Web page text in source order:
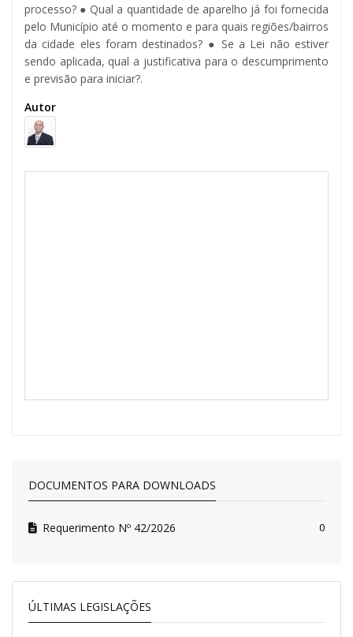
processo? ● Qual a quantidade de aparelho já foi fornecida
pelo Município até o momento e para quais regiões/bairros
da cidade eles foram destinados? ● Se a Lei não estiver
sendo aplicada, qual a justificativa para o descumprimento
e previsão para iniciar?.
Autor
DOCUMENTOS PARA DOWNLOADS
Requerimento Nº 42/2026 0
ÚLTIMAS LEGISLAÇÕES